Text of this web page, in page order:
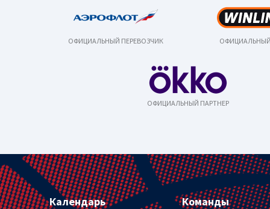
ОФИЦИАЛЬНЫЙ ПЕРЕВОЗЧИК
ОФИЦИАЛЬНЫЙ ПАРТНЕР
Календарь Команды